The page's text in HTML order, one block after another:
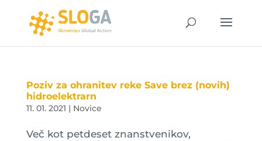
Poziv za ohranitev reke Save brez (novih)
hidroelektrarn
11. 01. 2021 | Novice
Več kot petdeset znanstvenikov,